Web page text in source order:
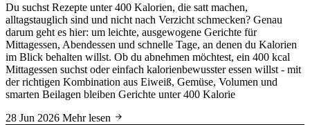
Du suchst Rezepte unter 400 Kalorien, die satt machen,
alltagstauglich sind und nicht nach Verzicht schmecken? Genau
darum geht es hier: um leichte, ausgewogene Gerichte für
Mittagessen, Abendessen und schnelle Tage, an denen du Kalorien
im Blick behalten willst. Ob du abnehmen möchtest, ein 400 kcal
Mittagessen suchst oder einfach kalorienbewusster essen willst - mit
der richtigen Kombination aus Eiweiß, Gemüse, Volumen und
smarten Beilagen bleiben Gerichte unter 400 Kalorie
28 Jun 2026 Mehr lesen